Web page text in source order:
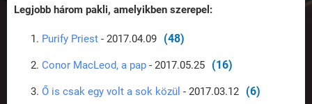
Legjobb három pakli, amelyikben szerepel:
Purify Priest - 2017.04.09 (48)
Conor MacLeod, a pap - 2017.05.25 (16)
Ő is csak egy volt a sok közül - 2017.03.12 (6)